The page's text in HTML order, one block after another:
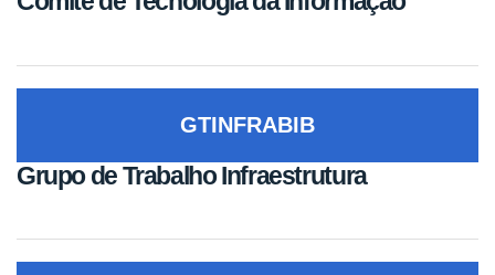
GTINFRABIB
Grupo de Trabalho Infraestrutura